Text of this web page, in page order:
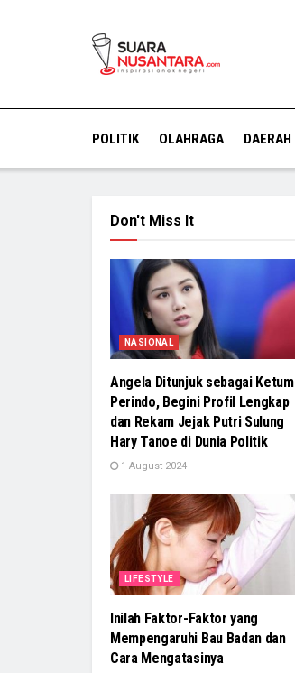
POLITIK OLAHRAGA DAERAH
Don't Miss It
NASIONAL
Angela Ditunjuk sebagai Ketum
Perindo, Begini Profil Lengkap
dan Rekam Jejak Putri Sulung
Hary Tanoe di Dunia Politik
1 August 2024
LIFESTYLE
Inilah Faktor-Faktor yang
Mempengaruhi Bau Badan dan
Cara Mengatasinya